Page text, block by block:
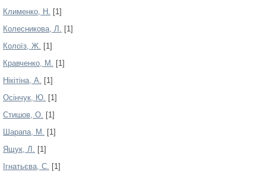
Клименко, Н. [1]
Колесникова, Л. [1]
Колоїз, Ж. [1]
Кравченко, М. [1]
Нікітіна, А. [1]
Осінчук, Ю. [1]
Стишов, О. [1]
Шарапа, М. [1]
Ящук, Л. [1]
Ігнатьєва, С. [1]